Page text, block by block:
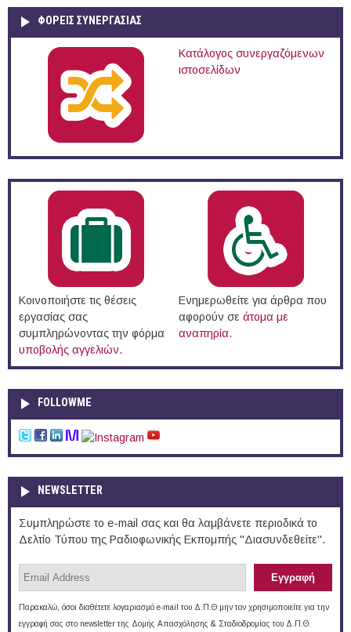
ΦΟΡΕΙΣ ΣΥΝΕΡΓΑΣΙΑΣ
Κατάλογος συνεργαζόμενων
ιστοσελίδων
Κοινοποιήστε τις θέσεις
εργασίας σας
συμπληρώνοντας την φόρμα
υποβολής αγγελιών.
Ενημερωθείτε για άρθρα που
αφορούν σε άτομα με
αναπηρία.
FOLLOWME
NEWSLETTER
Συμπληρώστε το e-mail σας και θα λαμβάνετε περιοδικά το
Δελτίο Τύπου της Ραδιοφωνικής Εκπομπής "Διασυνδεθείτε".
Παρακαλώ, όσοι διαθέτετε λογαριασμό e-mail του Δ.Π.Θ μην τον χρησιμοποιείτε για την
εγγραφή σας στο newsletter της Δομής Απασχόλησης & Σταδιοδρομίας του Δ.Π.Θ.